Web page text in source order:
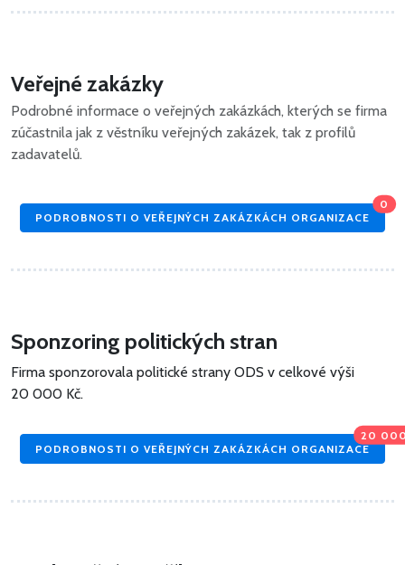
Veřejné zakázky
Podrobné informace o veřejných zakázkách, kterých se firma
zúčastnila jak z věstníku veřejných zakázek, tak z profilů
zadavatelů.
PODROBNOSTI O VEŘEJNÝCH ZAKÁZKÁCH ORGANIZACE
0
Sponzoring politických stran
Firma sponzorovala politické strany ODS v celkové výši
20 000 Kč.
PODROBNOSTI O VEŘEJNÝCH ZAKÁZKÁCH ORGANIZACE
20